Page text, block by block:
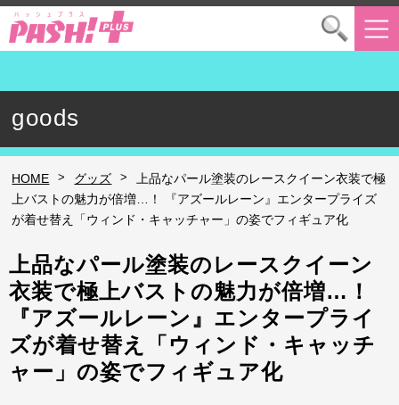
goods
HOME > グッズ >
上品なパール塗装のレースクイーン衣装で極
上バストの魅力が倍増…！ 『アズールレーン』エンタープライズ
が着せ替え「ウィンド・キャッチャー」の姿でフィギュア化
上品なパール塗装のレースクイーン
衣装で極上バストの魅力が倍増…！
『アズールレーン』エンタープライ
ズが着せ替え「ウィンド・キャッチ
ャー」の姿でフィギュア化